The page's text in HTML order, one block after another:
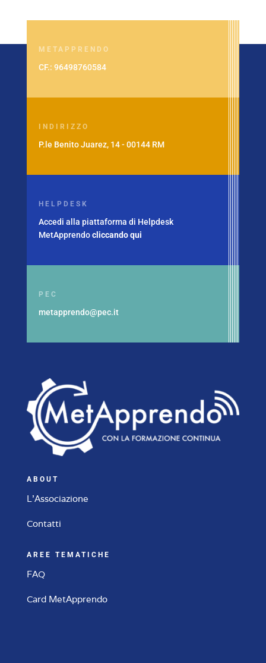
METAPPRENDO
CF.: 96498760584
INDIRIZZO
P.le Benito Juarez, 14 - 00144 RM
HELPDESK
Accedi alla piattaforma di Helpdesk
MetApprendocliccando qui
PEC
metapprendo@pec.it
ABOUT
L'Associazione
Contatti
AREE TEMATICHE
FAQ
Card MetApprendo